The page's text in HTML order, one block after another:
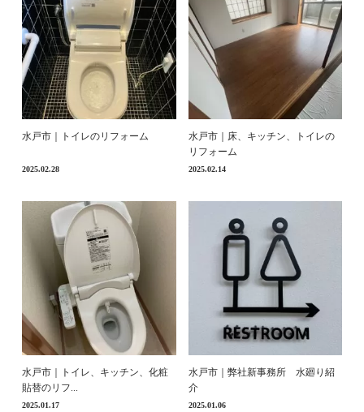
水戸市｜トイレのリフォーム
2025.02.28
水戸市｜床、キッチン、トイレの
リフォーム
2025.02.14
水戸市｜トイレ、キッチン、化粧
貼替のリフ...
2025.01.17
水戸市｜弊社新事務所 水廻り紹
介
2025.01.06